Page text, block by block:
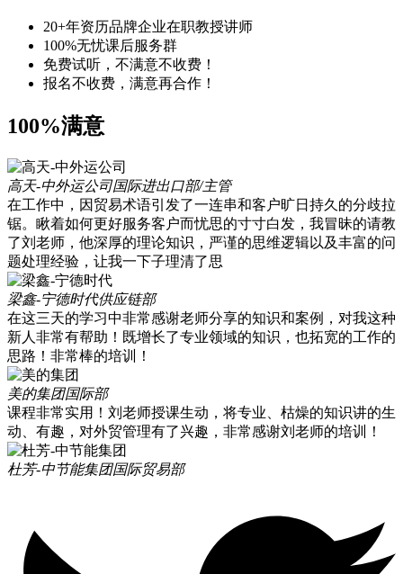
20+年资历品牌企业在职教授讲师
100%无忧课后服务群
免费试听，不满意不收费！
报名不收费，满意再合作！
100%满意
高天-中外运公司国际进出口部/主管
在工作中，因贸易术语引发了一连串和客户旷日持久的分歧拉
锯。瞅着如何更好服务客户而忧思的寸寸白发，我冒昧的请教
了刘老师，他深厚的理论知识，严谨的思维逻辑以及丰富的问
题处理经验，让我一下子理清了思
梁鑫-宁德时代供应链部
在这三天的学习中非常感谢老师分享的知识和案例，对我这种
新人非常有帮助！既增长了专业领域的知识，也拓宽的工作的
思路！非常棒的培训！
美的集团国际部
课程非常实用！刘老师授课生动，将专业、枯燥的知识讲的生
动、有趣，对外贸管理有了兴趣，非常感谢刘老师的培训！
杜芳-中节能集团国际贸易部